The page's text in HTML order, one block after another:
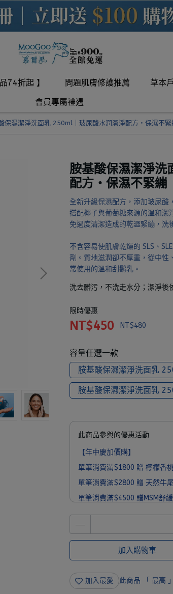
74折起 】 問題肌膚修護推薦
草本
會員專屬禮遇
保濕潔淨洗面乳 250ml｜玻尿酸水潤潔淨配方・保濕不緊
胺基酸保濕潔淨
配方・保濕不緊繃
全新升級保濕配方，添加玻尿
搭配椰子與葡萄糖來源的溫和潔
免過度清潔造成的乾澀緊繃，洗
不含容易使肌膚乾燥的 SLS、
劑。質地滋潤卻不厚重，從中性
常使用的溫和刮鬍乳。
洗去髒污，不洗走水分；潔淨後
限時優惠
NT$450 NT$480
容量任選一款
胺基酸保濕潔淨洗面乳
胺基酸保濕潔淨洗面乳
此商品參與的優惠活動
【年中慶加價購】
單筆消費滿$1800 贈 檸檬香
單筆消費滿$2800 贈 天然牛
單筆消費滿$4500 贈MSM舒
單筆消費滿$6000 贈
加入購物車
加入最愛 此商品 「 最高